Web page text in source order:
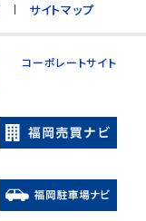
サイトマップ
コーポレートサイト